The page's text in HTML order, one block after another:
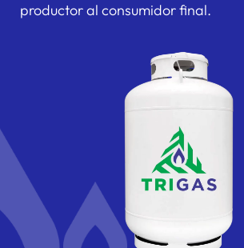
productor al consumidor final.